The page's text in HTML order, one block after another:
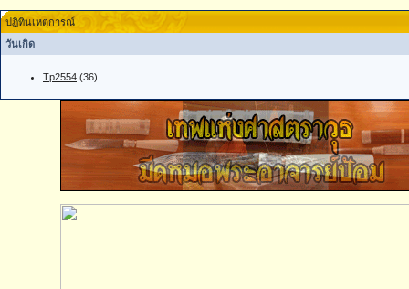
ปฏิทินเหตุการณ์
วันเกิด
Tp2554 (36)